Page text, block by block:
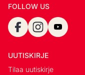
FOLLOW US
UUTISKIRJE
Tilaa uutiskirje